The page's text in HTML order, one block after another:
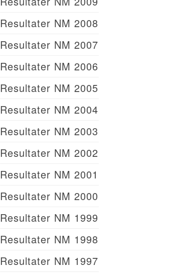
Resultater NM 2008
Resultater NM 2007
Resultater NM 2006
Resultater NM 2005
Resultater NM 2004
Resultater NM 2003
Resultater NM 2002
Resultater NM 2001
Resultater NM 2000
Resultater NM 1999
Resultater NM 1998
Resultater NM 1997